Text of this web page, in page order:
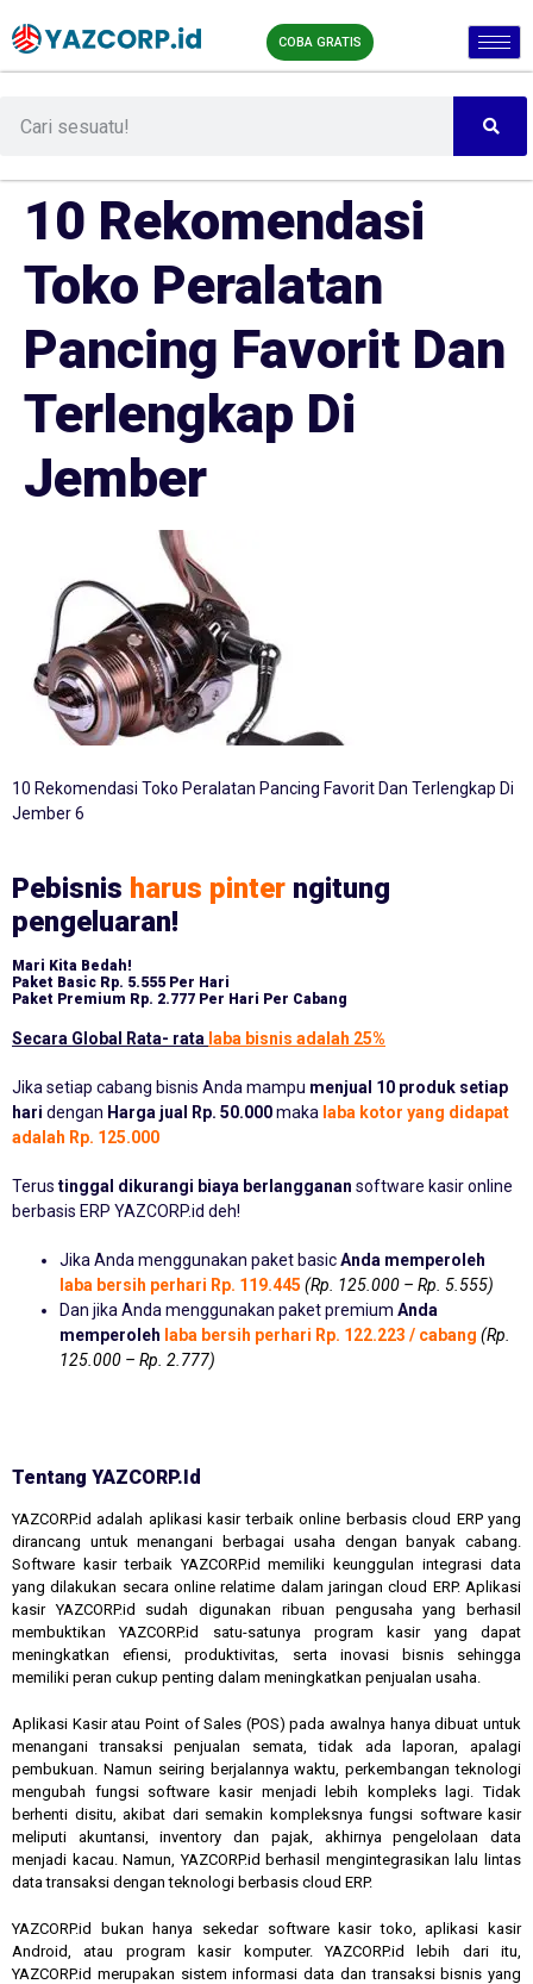
COBA GRATIS
10 Rekomendasi
Toko Peralatan
Pancing Favorit Dan
Terlengkap Di
Jember
10 Rekomendasi Toko Peralatan Pancing Favorit Dan Terlengkap Di
Jember 6
Pebisnis harus pinter ngitung
pengeluaran!
Mari Kita Bedah!
Paket Basic Rp. 5.555 Per Hari
Paket Premium Rp. 2.777 Per Hari Per Cabang
Secara Global Rata- rata laba bisnis adalah 25%
Jika setiap cabang bisnis Anda mampu menjual 10 produk setiap
hari dengan Harga jual Rp. 50.000maka laba kotor yang didapat
adalah Rp. 125.000
Terus tinggal dikurangi biaya berlangganan software kasir online
berbasis ERP YAZCORP.id deh!
Jika Anda menggunakan paket basicAnda memperoleh
laba bersih perhari Rp. 119.445 (Rp. 125.000 – Rp. 5.555)
Dan jika Anda menggunakan paket premium Anda
memperoleh laba bersih perhari Rp. 122.223 / cabang (Rp.
125.000 – Rp. 2.777)
Tentang YAZCORP.id
YAZCORP.id adalah aplikasi kasir terbaik online berbasis cloud ERP yang
dirancang untuk menangani berbagai usaha dengan banyak cabang.
Software kasir terbaik YAZCORP.id memiliki keunggulan integrasi data
yang dilakukan secara online relatime dalam jaringan cloud ERP. Aplikasi
kasir YAZCORP.id sudah digunakan ribuan pengusaha yang berhasil
membuktikan YAZCORP.id satu-satunya program kasir yang dapat
meningkatkan efiensi, produktivitas, serta inovasi bisnis sehingga
memiliki peran cukup penting dalam meningkatkan penjualan usaha.
Aplikasi Kasir atau Point of Sales (POS) pada awalnya hanya dibuat untuk
menangani transaksi penjualan semata, tidak ada laporan, apalagi
pembukuan. Namun seiring berjalannya waktu, perkembangan teknologi
mengubah fungsi software kasir menjadi lebih kompleks lagi. Tidak
berhenti disitu, akibat dari semakin kompleksnya fungsi software kasir
meliputi akuntansi, inventory dan pajak, akhirnya pengelolaan data
menjadi kacau. Namun, YAZCORP.id berhasil mengintegrasikan lalu lintas
data transaksi dengan teknologi berbasis cloud ERP.
YAZCORP.id bukan hanya sekedar software kasir toko, aplikasi kasir
Android, atau program kasir komputer. YAZCORP.id lebih dari itu,
YAZCORP.id merupakan sistem informasi data dan transaksi bisnis yang